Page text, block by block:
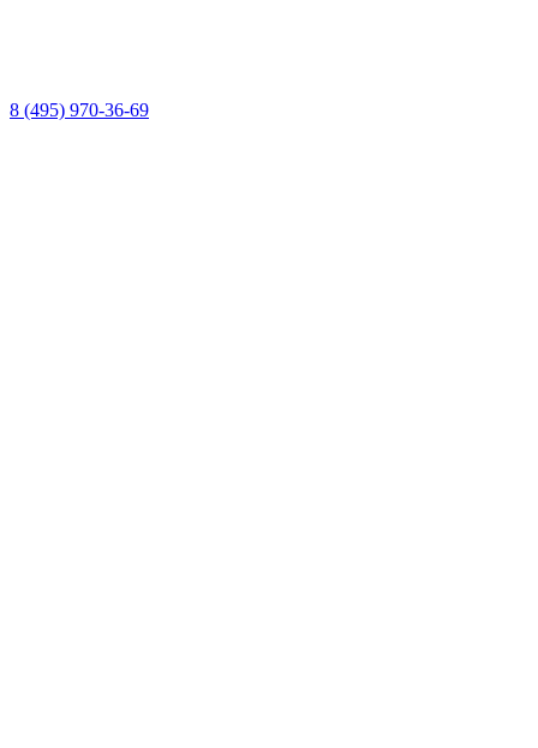
8 (495) 970-36-69